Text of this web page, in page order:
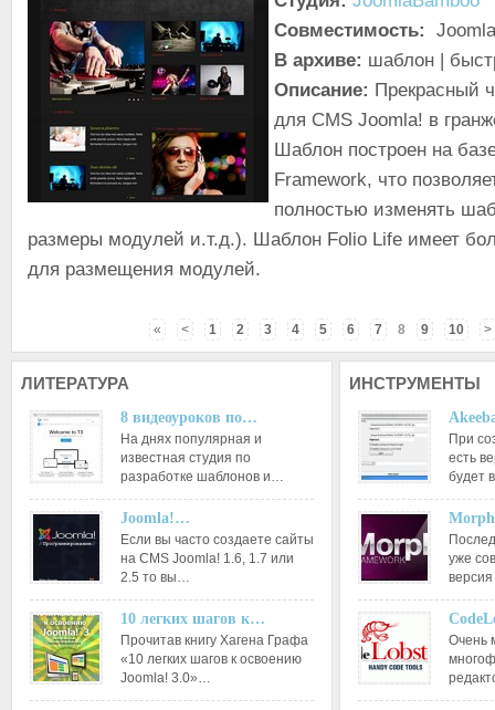
Совместимость:
В архиве: шаблон |
Описание: Прекрасный
для CMS Joomla! в
Шаблон построен на
Framework, что
полностью изменять
размеры модулей и.т.д.). Шаблон Folio Life имеет
для размещения модулей.
« < 1 2 3 4 5 6 7 8 9 10 >
ЛИТЕРАТУРА
8 видеоуроков по…
На днях популярная и
известная студия по
разработке шаблонов и…
Joomla!…
Если вы часто создаете сайты
на CMS Joomla! 1.6, 1.7 или
2.5 то вы…
10 легких шагов к…
Прочитав книгу Хагена Графа
«10 легких шагов к освоению
Joomla! 3.0»…
ИНСТРУМЕНТЫ
При
есть
будет
уже
Очень